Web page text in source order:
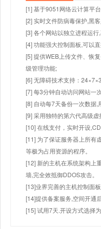
[1] 基于9051网络云计算平
[2] 实时文件防病毒保护,黑
[3] 各个网站以独立进程运
[4] 功能强大控制面板,可以
[5] 提供WEB上传文件、恢
级管理功能;
[6] 无障碍技术支持：
[7] 每3分钟自动访问网站一
[8] 自动每7天备份一次数据
[9] 采用独特的第六代高级
[10] 在线支付，实时开设
[11] 为了保证服务器上所有
等极为占用资源的程序。
[12] 新的主机在系统架构上
墙,完全效抵御DDOS攻击。
[13]业界完善的主机控制面
[14]提供备案服务,空间开通
[15] 试用7天.开设方式选择